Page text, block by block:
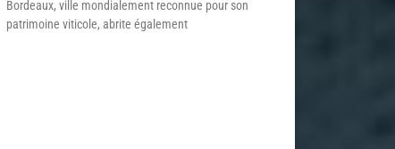
Bordeaux, ville mondialement reconnue pour son
patrimoine viticole, abrite également